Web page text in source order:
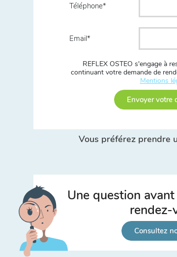
Téléphone
Email
REFLEX OSTEO s'engage à
continuant votre demande de
Mentions
Envoyer votre
Vous préférez prendre
Une question
rendez-
Consultez